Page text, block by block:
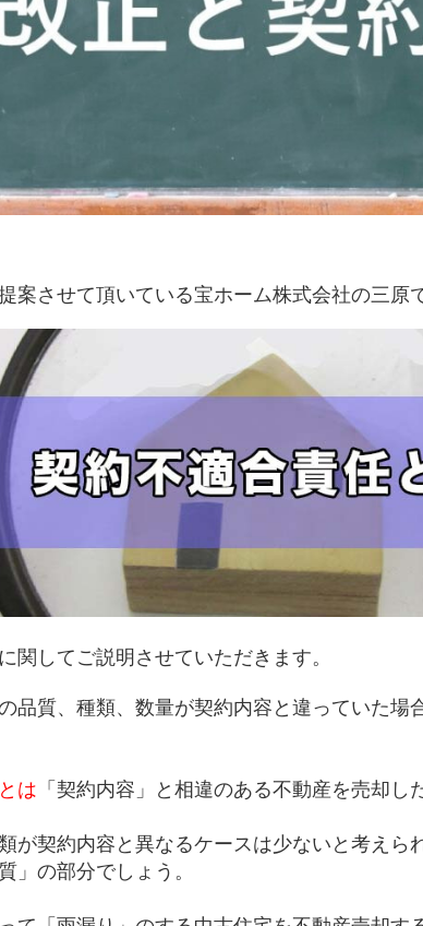
案させて頂いている宝ホーム株式会社の三原
関してご説明させていただきます。
品質、種類、数量が契約内容と違っていた場
は 「契約内容」と相違のある不動産を売却
が契約内容と異なるケースは少ないと考えら
」の部分でしょう。